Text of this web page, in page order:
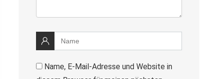
Name, E-Mail-Adresse und Website in